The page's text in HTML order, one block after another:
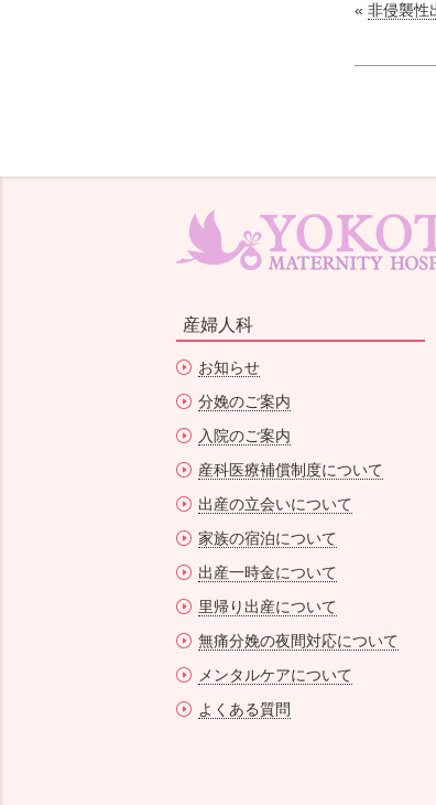
« 非侵襲性
産婦人科
お知らせ
分娩のご案内
入院のご案内
産科医療補償制度について
出産の立会いについて
家族の宿泊について
出産一時金について
里帰り出産について
無痛分娩の夜間対応について
メンタルケアについて
よくある質問